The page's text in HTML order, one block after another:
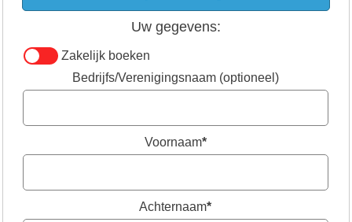
Uw gegevens:
Zakelijk boeken
Bedrijfs/Verenigingsnaam (optioneel)
Voornaam*
Achternaam*